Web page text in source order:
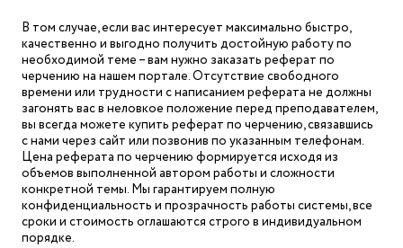
В том случае, если вас интересует максимально быстро,
качественно и выгодно получить достойную работу по
необходимой теме – вам нужно заказать реферат по
черчению на нашем портале. Отсутствие свободного
времени или трудности с написанием реферата не должны
загонять вас в неловкое положение перед преподавателем,
вы всегда можете купить реферат по черчению, связавшись
с нами через сайт или позвонив по указанным телефонам.
Цена реферата по черчению формируется исходя из
объемов выполненной автором работы и сложности
конкретной темы. Мы гарантируем полную
конфиденциальность и прозрачность работы системы, все
сроки и стоимость оглашаются строго в индивидуальном
порядке.